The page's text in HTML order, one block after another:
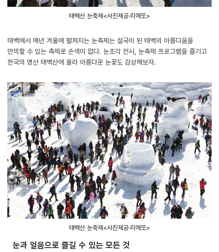
태백산 눈축제<사진제공·리에또>
태백에서 매년 겨울에 펼쳐지는 눈축제는 설국이 된 태백의 아름다움을
만끽할 수 있는 축제로 손색이 없다. 눈조각 전시, 눈축제 프로그램을 즐기고
한국의 명산 태백산에 올라 아름다운 눈꽃도 감상해보자.
태백산 눈축제<사진제공·리에또>
눈과 얼음으로 즐길 수 있는 모든 것